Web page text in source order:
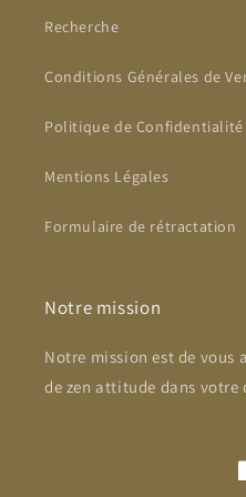
Recherche
Conditions Générales de
Politique de Confidentialité
Mentions Légales
Formulaire de rétractation
Notre mission
Notre mission est de vous
de zen attitude dans votre